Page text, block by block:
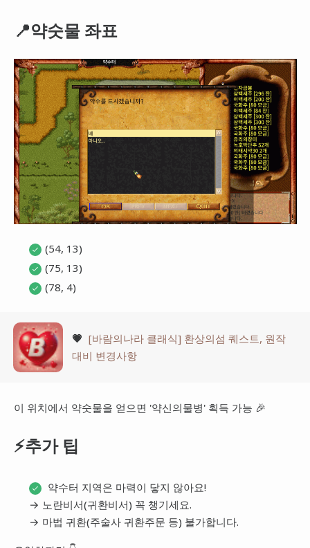
📍약숫물 좌표
(54, 13)
(75, 13)
(78, 4)
💗 [바람의나라 클래식] 환상의섬 퀘스트, 원작
대비 변경사항
이 위치에서 약숫물을 얻으면 '약신의물병' 획득 가능 🎉
⚡추가 팁
약수터 지역은 마력이 닿지 않아요!
→ 노란비서(귀환비서) 꼭 챙기세요.
→ 마법 귀환(주술사 귀환주문 등) 불가합니다.